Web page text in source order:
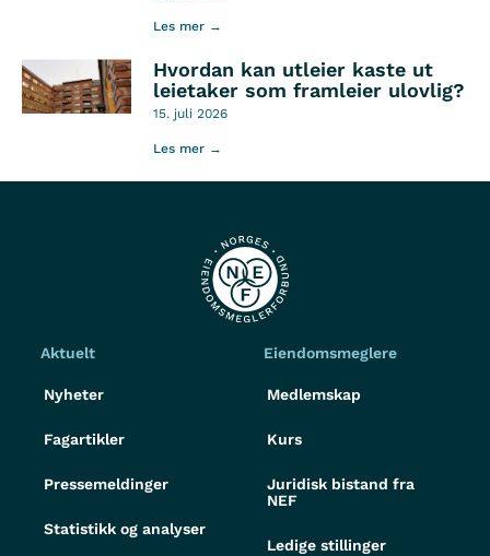
Les mer →
Hvordan kan utleier kaste ut
leietaker som framleier ulovlig?
15. juli 2026
Les mer →
Aktuelt
Nyheter
Fagartikler
Pressemeldinger
Statistikk og analyser
Eiendomsmeglere
Medlemskap
Kurs
Juridisk bistand fra
NEF
Ledige stillinger